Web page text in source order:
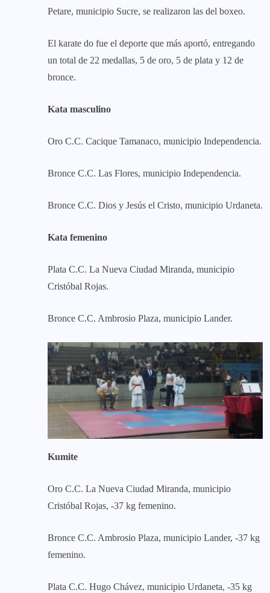
Petare, municipio Sucre, se realizaron las del boxeo.
El karate do fue el deporte que más aportó, entregando
un total de 22 medallas, 5 de oro, 5 de plata y 12 de
bronce.
Kata masculino
Oro C.C. Cacique Tamanaco, municipio Independencia.
Bronce C.C. Las Flores, municipio Independencia.
Bronce C.C. Dios y Jesús el Cristo, municipio Urdaneta.
Kata femenino
Plata C.C. La Nueva Ciudad Miranda, municipio
Cristóbal Rojas.
Bronce C.C. Ambrosio Plaza, municipio Lander.
Kumite
Oro C.C. La Nueva Ciudad Miranda, municipio
Cristóbal Rojas, -37 kg femenino.
Bronce C.C. Ambrosio Plaza, municipio Lander, -37 kg
femenino.
Plata C.C. Hugo Chávez, municipio Urdaneta, -35 kg